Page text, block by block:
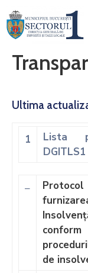
Informații
Persoane
Persoane
Impozite,
Ultima
1
Lista
–
de